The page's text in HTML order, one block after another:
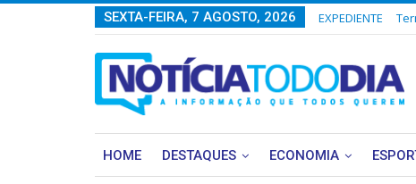
SEXTA-FEIRA, 7 AGOSTO, 2026 EXPEDIENTE
HOME DESTAQUES ECONOMIA